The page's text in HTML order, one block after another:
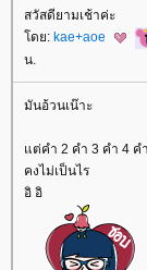
สวัสดียามเช้าค่ะ
ดย: kae+aoe
น.
มันอ้วนเน๊าะ
ต่คำ 2 คำ 3 คำ 4 ค
คงไม่เป็นไร
อิ อิ